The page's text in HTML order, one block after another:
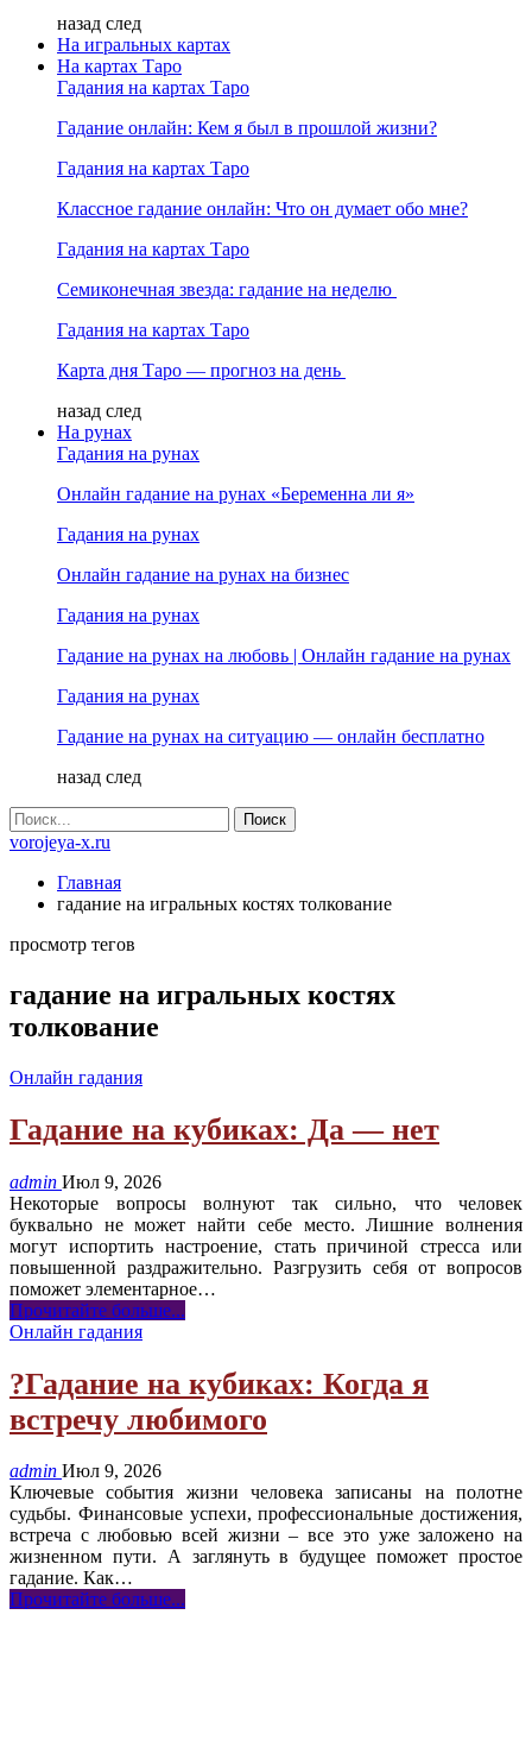
назад след
На игральных картах
На картах Таро
Гадания на картах Таро
Гадание онлайн: Кем я был в прошлой жизни?
Гадания на картах Таро
Классное гадание онлайн: Что он думает обо мне?
Гадания на картах Таро
Семиконечная звезда: гадание на неделю
Гадания на картах Таро
Карта дня Таро — прогноз на день
назад след
На рунах
Гадания на рунах
Онлайн гадание на рунах «Беременна ли я»
Гадания на рунах
Онлайн гадание на рунах на бизнес
Гадания на рунах
Гадание на рунах на любовь | Онлайн гадание на рунах
Гадания на рунах
Гадание на рунах на ситуацию — онлайн бесплатно
назад след
vorojeya-x.ru
Главная
гадание на игральных костях толкование
просмотр тегов
гадание на игральных костях
толкование
Онлайн гадания
Гадание на кубиках: Да — нет
admin Июл 9, 2026
Некоторые вопросы волнуют так сильно, что человек
буквально не может найти себе место. Лишние волнения
могут испортить настроение, стать причиной стресса или
повышенной раздражительно. Разгрузить себя от вопросов
поможет элементарное…
Прочитайте больше...
Онлайн гадания
?Гадание на кубиках: Когда я
встречу любимого
admin Июл 9, 2026
Ключевые события жизни человека записаны на полотне
судьбы. Финансовые успехи, профессиональные достижения,
встреча с любовью всей жизни – все это уже заложено на
жизненном пути. А заглянуть в будущее поможет простое
гадание. Как…
Прочитайте больше...